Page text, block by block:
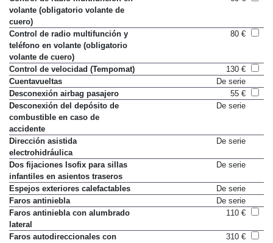
volante (obligatorio volante de
cuero)
Control de radio multifunción y
teléfono en volante (obligatorio
volante de cuero)
80 €
Control de velocidad (Tempomat)
130 €
Cuentavueltas
De serie
Desconexión airbag pasajero
55 €
Desconexión del depósito de
combustible en caso de
accidente
De serie
Dirección asistida
electrohidráulica
De serie
Dos fijaciones Isofix para sillas
infantiles en asientos traseros
De serie
Espejos exteriores calefactables
De serie
Faros antiniebla
De serie
Faros antiniebla con alumbrado
lateral
110 €
Faros autodireccionales con
310 €